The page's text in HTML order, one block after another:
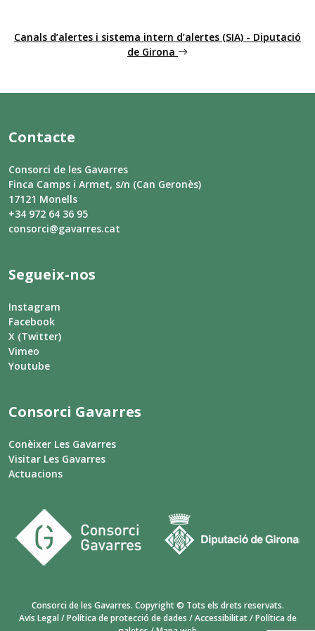
Canals d’alertes i sistema intern d’alertes (SIA) - Diputació
de Girona
Contacte
Consorci de les Gavarres
Finca Camps i Armet, s/n (Can Geronès)
17121 Monells
+34 972 64 36 95
consorci@gavarres.cat
Segueix-nos
Instagram
Facebook
X (Twitter)
Vimeo
Youtube
Consorci Gavarres
Conèixer Les Gavarres
Visitar Les Gavarres
Actuacions
Consorci de les Gavarres. Copyright © Tots els drets reservats.
Avís Legal /Política de protecció de dades /Accessibilitat/Política de